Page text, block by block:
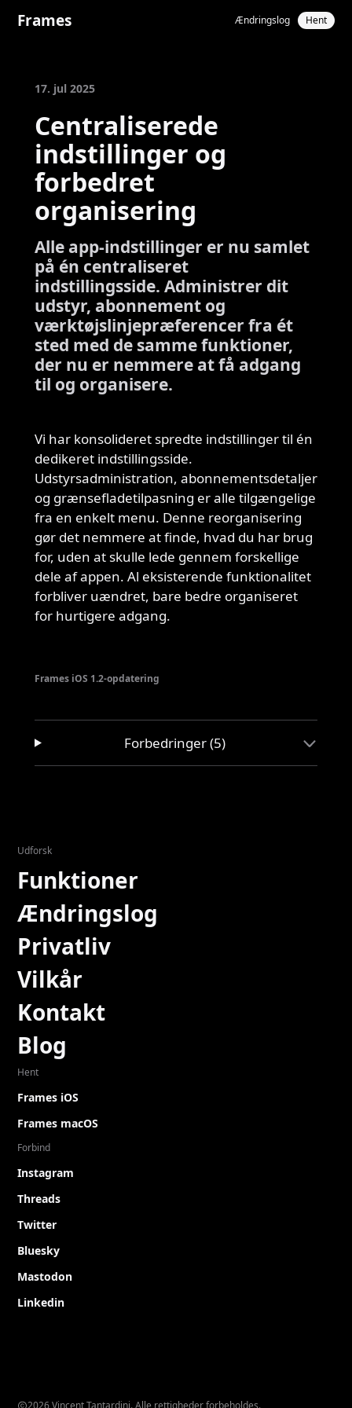
Frames Ændringslog Hent
17. jul 2025
Centraliserede
indstillinger og
forbedret
organisering
Alle app-indstillinger er nu samlet
på én centraliseret
indstillingsside. Administrer dit
udstyr, abonnement og
værktøjslinjepræferencer fra ét
sted med de samme funktioner,
der nu er nemmere at få adgang
til og organisere.
Vi har konsolideret spredte indstillinger til én
dedikeret indstillingsside.
Udstyrsadministration, abonnementsdetaljer
og grænsefladetilpasning er alle tilgængelige
fra en enkelt menu. Denne reorganisering
gør det nemmere at finde, hvad du har brug
for, uden at skulle lede gennem forskellige
dele af appen. Al eksisterende funktionalitet
forbliver uændret, bare bedre organiseret
for hurtigere adgang.
Frames iOS 1.2-opdatering
Forbedringer (5)
Udforsk
Funktioner
Ændringslog
Privatliv
Vilkår
Kontakt
Blog
Hent
Frames iOS
Frames macOS
Forbind
Instagram
Threads
Twitter
Bluesky
Mastodon
Linkedin
2026 Vincent Tantardini. Alle rettigheder forbeholdes.